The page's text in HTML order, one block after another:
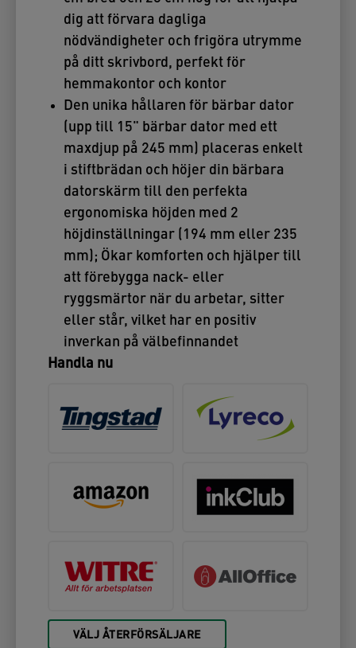
dig att förvara dagliga
nödvändigheter och frigöra utrymme
på ditt skrivbord, perfekt för
hemmakontor och kontor
Den unika hållaren för bärbar dator
(upp till 15" bärbar dator med ett
maxdjup på 245 mm) placeras enkelt
i stiftbrädan och höjer din bärbara
datorskärm till den perfekta
ergonomiska höjden med 2
höjdinställningar (194 mm eller 235
mm); Ökar komforten och hjälper till
att förebygga nack- eller
ryggsmärtor när du arbetar, sitter
eller står, vilket har en positiv
inverkan på välbefinnandet
Handla nu
VÄLJ ÅTERFÖRSÄLJARE